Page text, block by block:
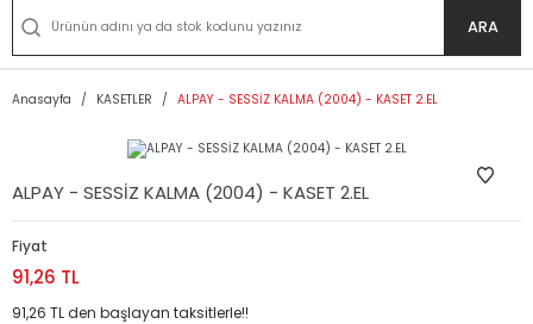
ARA
Anasayfa KASETLER ALPAY - SESSİZ KALMA (2004) - KASET 2.EL
ALPAY - SESSİZ KALMA (2004) - KASET 2.EL
Fiyat
91,26 TL
91,26 TL den başlayan taksitlerle!!